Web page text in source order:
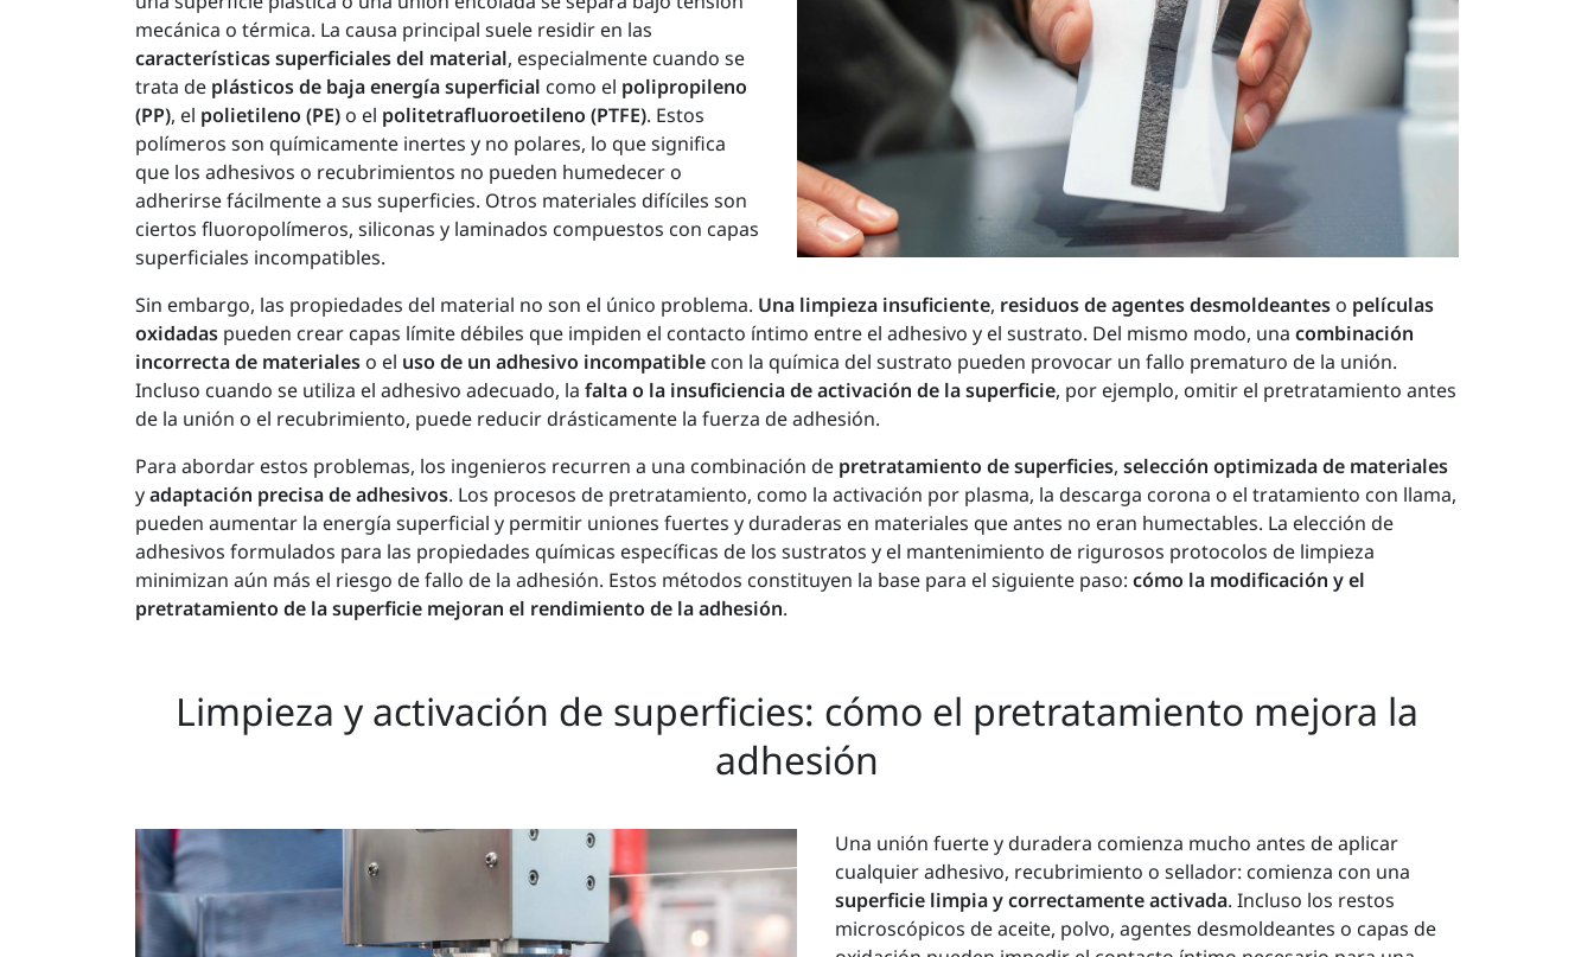
mecánica o térmica. La causa principal suele residir en las
características superficiales del material, especialmente cuando se
trata de plásticos de baja energía superficial como el polipropileno
(PP), el polietileno (PE) o el politetrafluoroetileno (PTFE). Estos
polímeros son químicamente inertes y no polares, lo que significa
que los adhesivos o recubrimientos no pueden humedecer o
adherirse fácilmente a sus superficies. Otros materiales difíciles son
ciertos fluoropolímeros, siliconas y laminados compuestos con capas
superficiales incompatibles.
Sin embargo, las propiedades del material no son el único problema. Una limpieza insuficiente, residuos de agentes desmoldeantes o películas
oxidadas pueden crear capas límite débiles que impiden el contacto íntimo entre el adhesivo y el sustrato. Del mismo modo, una combinación
incorrecta de materiales o el uso de un adhesivo incompatible con la química del sustrato pueden provocar un fallo prematuro de la unión.
Incluso cuando se utiliza el adhesivo adecuado, la falta o la insuficiencia de activación de la superficie, por ejemplo, omitir el pretratamiento antes
de la unión o el recubrimiento, puede reducir drásticamente la fuerza de adhesión.
Para abordar estos problemas, los ingenieros recurren a una combinación de pretratamiento de superficies, selección optimizada de materiales
yadaptación precisa de adhesivos. Los procesos de pretratamiento, como la activación por plasma, la descarga corona o el tratamiento con llama,
pueden aumentar la energía superficial y permitir uniones fuertes y duraderas en materiales que antes no eran humectables. La elección de
adhesivos formulados para las propiedades químicas específicas de los sustratos y el mantenimiento de rigurosos protocolos de limpieza
minimizan aún más el riesgo de fallo de la adhesión. Estos métodos constituyen la base para el siguiente paso: cómo la modificación y el
pretratamiento de la superficie mejoran el rendimiento de la adhesión.
Limpieza y activación de superficies: cómo el pretratamiento mejora la
adhesión
Una unión fuerte y duradera comienza mucho antes de aplicar
cualquier adhesivo, recubrimiento o sellador: comienza con una
superficie limpia y correctamente activada. Incluso los restos
microscópicos de aceite, polvo, agentes desmoldeantes o capas de